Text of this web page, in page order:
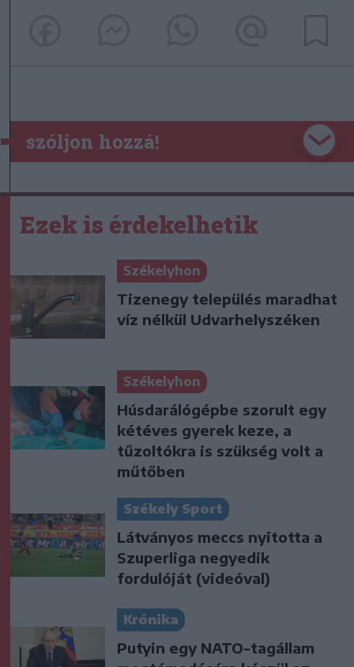
szóljon hozzá!
Ezek is érdekelhetik
Székelyhon
Tizenegy település maradhat
víz nélkül Udvarhelyszéken
Székelyhon
Húsdarálógépbe szorult egy
kétéves gyerek keze, a
tűzoltókra is szükség volt a
műtőben
Székely Sport
Látványos meccs nyitotta a
Szuperliga negyedik
fordulóját (videóval)
Krónika
Putyin egy NATO-tagállam